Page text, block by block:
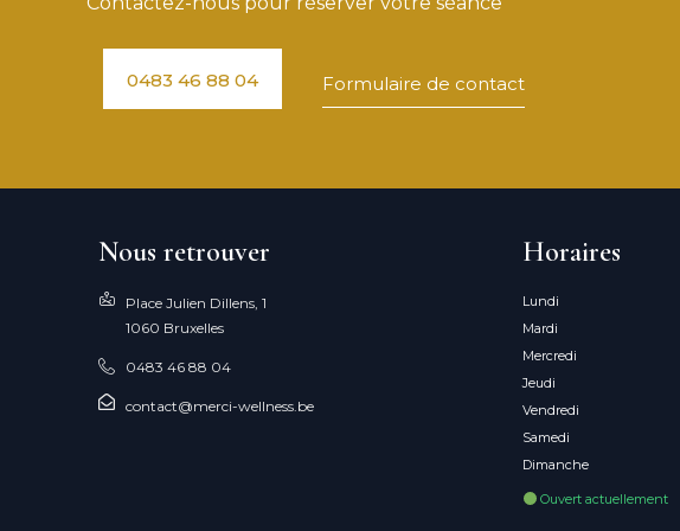
0483 46 88 04 Formulaire de contact
Nous retrouver
Place Julien Dillens, 1
1060 Bruxelles
0483 46 88 04
contact@merci-wellness.be
Horaires
Lundi
Mardi
Mercredi
Jeudi
Vendredi
Samedi
Dimanche
Ouvert actuellement